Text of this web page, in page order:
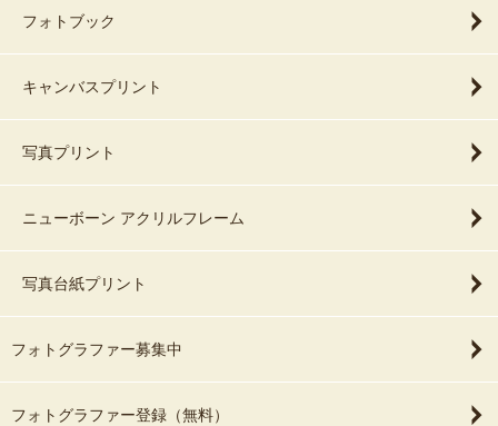
フォトブック
キャンバスプリント
写真プリント
ニューボーン アクリルフレーム
写真台紙プリント
フォトグラファー募集中
フォトグラファー登録（無料）